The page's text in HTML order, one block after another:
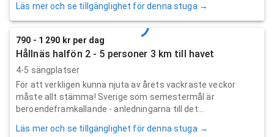
Läs mer och se tillgänglighet för denna stuga →
790 - 1 290 kr per dag
Hållnäs halfön 2 - 5 personer 3 km till havet
4-5 sängplatser
För att verkligen kunna njuta av årets vackraste veckor
måste allt stämma! Sverige som semestermål är
beroendeframkallande - anledningarna till det...
Läs mer och se tillgänglighet för denna stuga →